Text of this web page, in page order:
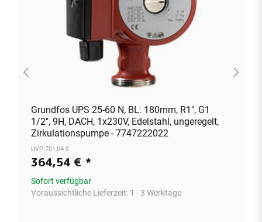
Grundfos UPS 25-60 N, BL: 180mm, R1", G1
1/2", 9H, DACH, 1x230V, Edelstahl, ungeregelt,
Zirkulationspumpe - 7747222022
UVP 701,04 €
364,54 € *
Sofort verfügbar
Voraussichtliche Lieferzeit: 1 - 3 Werktage